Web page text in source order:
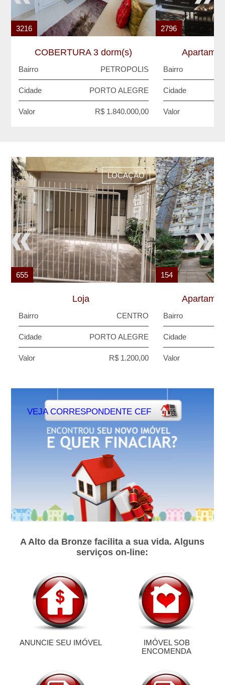
3216
COBERTURA 3 dorm(s)
Bairro PETROPOLIS
Cidade PORTO ALEGRE
Valor R$ 1.840.000,00
2796
Bairro
Cidade
Valor
LOCAÇÃO
655
Loja
Bairro CENTRO
Cidade PORTO ALEGRE
Valor R$ 1.200,00
154
Bairro
Cidade
Valor
VEJA CORRESPONDENTE CEF
A Alto da Bronze facilita a sua vida. Alguns
serviços on-line:
ANUNCIE SEU IMÓVEL
IMÓVEL SOB
ENCOMENDA